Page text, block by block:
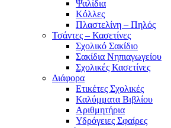
Ψαλίδια
Κόλλες
Πλαστελίνη – Πηλός
Τσάντες – Κασετίνες
Σχολικό Σακίδιο
Σακίδια Νηπιαγωγείου
Σχολικές Κασετίνες
Διάφορα
Ετικέτες Σχολικές
Καλύμματα Βιβλίου
Αριθμητήρια
Υδρόγειες Σφαίρες